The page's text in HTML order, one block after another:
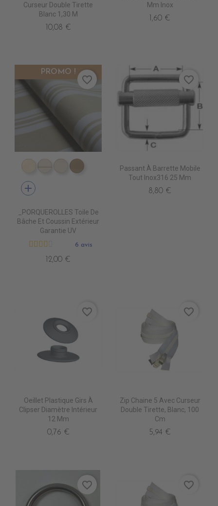
Curseur Double Tirette
Blanc 1,30 M
10,08 €
Mm Inox
1,60 €
DD4010 DUNE
DD4020 SWIN CANVAS
DD4030 CANVAS
DD4040 BEIGE
add
_PORQUEROLLES Toile De
Bâche Et Coussin Extérieur
Garantie UV
6 avis
12,00 €
PROMO !
favorite_border
Passant À Barrette Mobile
Tout Inox316 25 Mm
8,80 €
favorite_border
Oeillet Plastique Girs À
Clipser Diamètre Intérieur
12 Mm
0,76 €
favorite_border
Zip Chaine 5 Avec Curseur
Double Tirette, Blanc, 100
Cm
5,94 €
favorite_border
favorite_border favorite_border